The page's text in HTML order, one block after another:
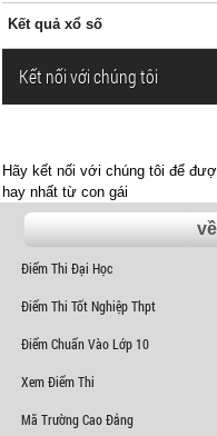
Kết quả xổ số
Kết nối với chúng tôi
Hãy kết nối với chúng tôi để
hay nhất từ con gái
Điểm Thi Đại Học
Điểm Thi Tốt Nghiệp Thpt
Điểm Chuẩn Vào Lớp 10
Xem Điểm Thi
Mã Trường Cao Đẳng